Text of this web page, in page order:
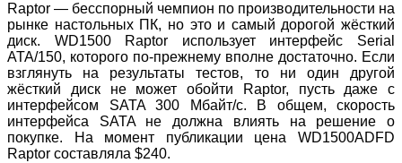
Raptor — бесспорный чемпион по производительности на
рынке настольных ПК, но это и самый дорогой жёсткий
диск. WD1500 Raptor использует интерфейс Serial
ATA/150, которого по-прежнему вполне достаточно. Если
взглянуть на результаты тестов, то ни один другой
жёсткий диск не может обойти Raptor, пусть даже с
интерфейсом SATA 300 Мбайт/с. В общем, скорость
интерфейса SATA не должна влиять на решение о
покупке. На момент публикации цена WD1500ADFD
Raptor составляла $240.